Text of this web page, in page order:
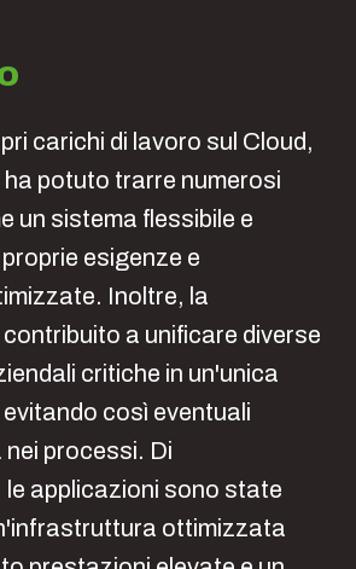
carichi di lavoro sul Cloud,
potuto trarre numerosi
un sistema flessibile e
esigenze e
Inoltre, la
a unificare diverse
critiche in un'unica
così eventuali
processi. Di
applicazioni sono state
ottimizzata